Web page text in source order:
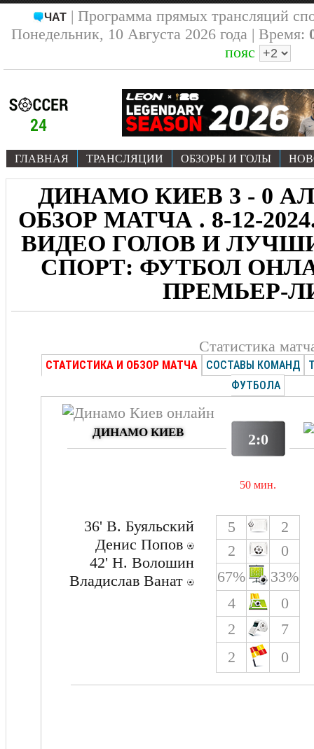
ЧАТ| Программа прямых трансляций
Понедельник, 10 Августа 2026 года | Время:
пояс
ГЛАВНАЯ ТРАНСЛЯЦИИ ОБЗОРЫ И ГОЛЫ
ДИНАМО КИЕВ 3 - 0
ОБЗОР МАТЧА . 8-12-
ВИДЕО ГОЛОВ И
СПОРТ: ФУТБОЛ
ПРЕМЬЕР-
Статистика
СТАТИСТИКА И ОБЗОР МАТЧА СОСТАВЫ КОМАНД
ФУТБОЛА
ДИНАМО КИЕВ 2:0
50 мин.
36' В. Буяльский
Денис Попов
42' Н. Волошин
Владислав Ванат
5
2
2
0
67%
33%
4
0
2
7
2
0